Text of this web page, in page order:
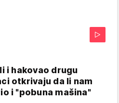
i hakovao drugu
otkrivaju da li nam
i "pobuna mašina"